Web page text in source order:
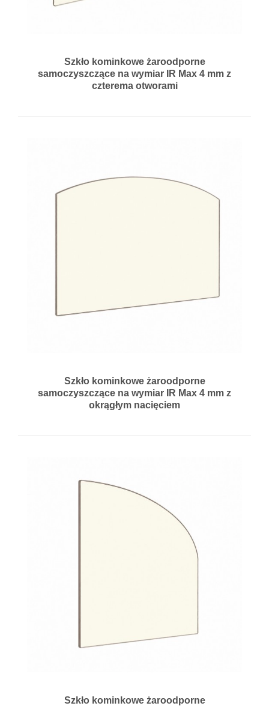
Szkło kominkowe żaroodporne
samoczyszczące na wymiar IR Max 4 mm z
czterema otworami
Szkło kominkowe żaroodporne
samoczyszczące na wymiar IR Max 4 mm z
okrągłym nacięciem
Szkło kominkowe żaroodporne